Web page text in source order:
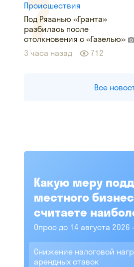
Происшествия
Под Рязанью «Гранта»
разбилась после
столкновения с «Газелью»
3 часа назад
712
Все
Какую меру
местного
считаете
Опрос до 14 августа 2026
Снижение налоговой
арендных ставок